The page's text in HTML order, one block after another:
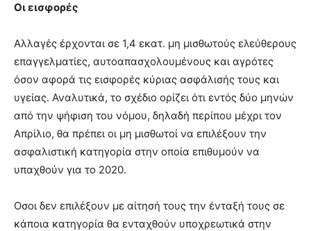
Οι εισφορές
Αλλαγές έρχονται σε 1,4 εκατ. μη μισθωτούς ελεύθερους
επαγγελματίες, αυτοαπασχολουμένους και αγρότες
όσον αφορά τις εισφορές κύριας ασφάλισής τους και
υγείας. Αναλυτικά, το σχέδιο ορίζει ότι εντός δύο μηνών
από την ψήφιση του νόμου, δηλαδή περίπου μέχρι τον
Απρίλιο, θα πρέπει οι μη μισθωτοί να επιλέξουν την
ασφαλιστική κατηγορία στην οποία επιθυμούν να
υπαχθούν για το 2020.
Οσοι δεν επιλέξουν με αίτησή τους την ένταξή τους σε
κάποια κατηγορία θα ενταχθούν υποχρεωτικά στην